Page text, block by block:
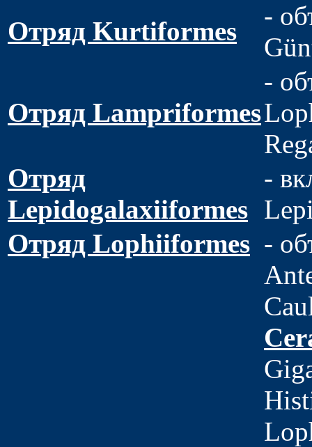
Отряд Kurtiformes
-
Отряд Lampriformes
-
Отряд
Lepidogalaxiiformes
-
Отряд Lophiiformes -